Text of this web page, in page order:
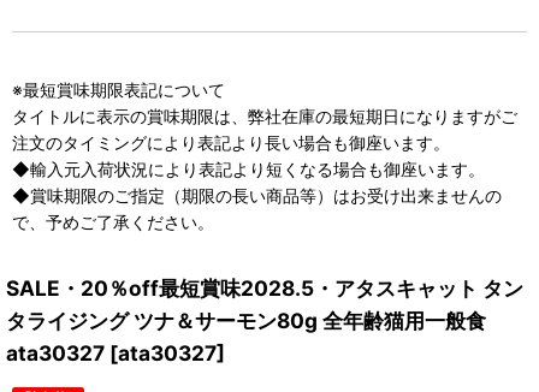
※最短賞味期限表記について
タイトルに表示の賞味期限は、弊社在庫の最短期日になりますがご
注文のタイミングにより表記より長い場合も御座います。
◆輸入元入荷状況により表記より短くなる場合も御座います。
◆賞味期限のご指定（期限の長い商品等）はお受け出来ませんの
で、予めご了承ください。
SALE・20％off最短賞味2028.5・アタスキャット タン
タライジング ツナ＆サーモン80g 全年齢猫用一般食
ata30327 [ata30327]